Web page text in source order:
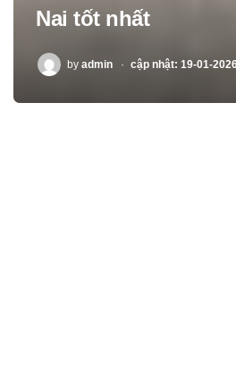
Nai tốt nhất
POSTED
by admin cập nhật: 19-01-